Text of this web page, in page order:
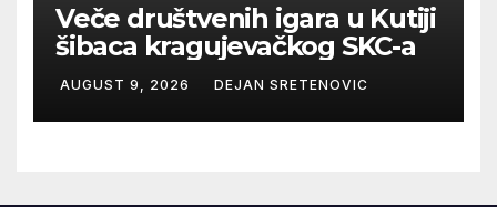
Veče društvenih igara u Kutiji
šibaca kragujevačkog SKC-a
AUGUST 9, 2026 DEJAN SRETENOVIC